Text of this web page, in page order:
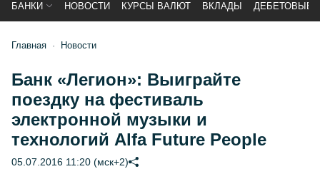
БАНКИ НОВОСТИ КУРСЫ ВАЛЮТ ВКЛАДЫ ДЕБЕТОВЫЕ
Главная Новости
Банк «Легион»: Выиграйте
поездку на фестиваль
электронной музыки и
технологий Alfa Future People
05.07.2016 11:20 (мск+2)